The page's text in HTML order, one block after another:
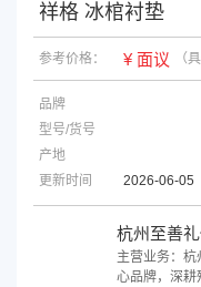
祥格 冰棺衬垫
参考价格： ¥ 面议 （
品牌
型号/货号
产地
更新时间
2026-06-05
杭州至善
主营业务：杭
心品牌，深耕